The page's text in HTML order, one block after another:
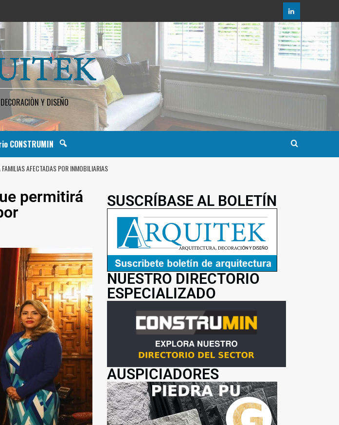
Y DISEÑO
CONSTRUMIN
AFECTADAS POR INMOBILIARIAS
permitirá
SUSCRÍBASE AL BOLETÍN
NUESTRO DIRECTORIO
ESPECIALIZADO
AUSPICIADORES